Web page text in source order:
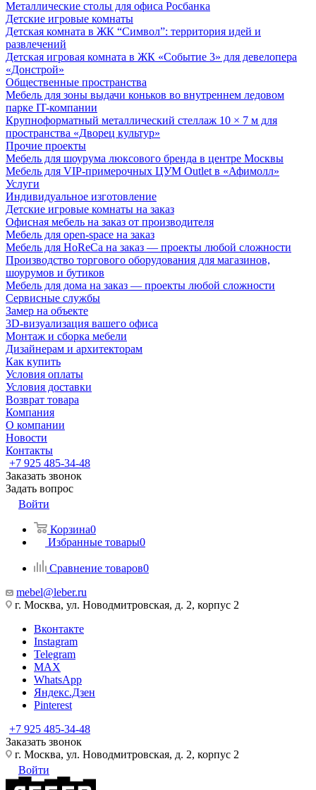
Металлические столы для офиса Росбанка
Детские игровые комнаты
Детская комната в ЖК “Символ”: территория идей и
развлечений
Детская игровая комната в ЖК «Событие 3» для девелопера
«Донстрой»
Общественные пространства
Мебель для зоны выдачи коньков во внутреннем ледовом
парке IT-компании
Крупноформатный металлический стеллаж 10 × 7 м для
пространства «Дворец культур»
Прочие проекты
Мебель для шоурума люксового бренда в центре Москвы
Мебель для VIP-примерочных ЦУМ Outlet в «Афимолл»
Услуги
Индивидуальное изготовление
Детские игровые комнаты на заказ
Офисная мебель на заказ от производителя
Мебель для open-space на заказ
Мебель для HoReCa на заказ — проекты любой сложности
Производство торгового оборудования для магазинов,
шоурумов и бутиков
Мебель для дома на заказ — проекты любой сложности
Сервисные службы
Замер на объекте
3D-визуализация вашего офиса
Монтаж и сборка мебели
Дизайнерам и архитекторам
Как купить
Условия оплаты
Условия доставки
Возврат товара
Компания
О компании
Новости
Контакты
+7 925 485-34-48
Заказать звонок
Задать вопрос
Войти
Корзина0
Избранные товары0
Сравнение товаров0
mebel@leber.ru
г. Москва, ул. Новодмитровская, д. 2, корпус 2
Вконтакте
Instagram
Telegram
MAX
WhatsApp
Яндекс.Дзен
Pinterest
+7 925 485-34-48
Заказать звонок
г. Москва, ул. Новодмитровская, д. 2, корпус 2
Войти